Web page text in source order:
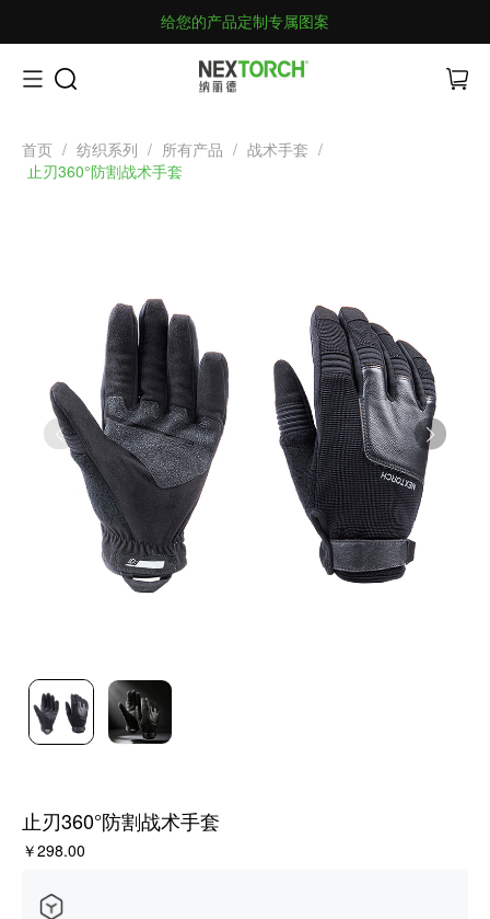
给您的产品定制专属图案
首页 / 纺织系列 / 所有产品 / 战术手套 /
止刃360°防割战术手套
止刃360°防割战术手套
￥298.00